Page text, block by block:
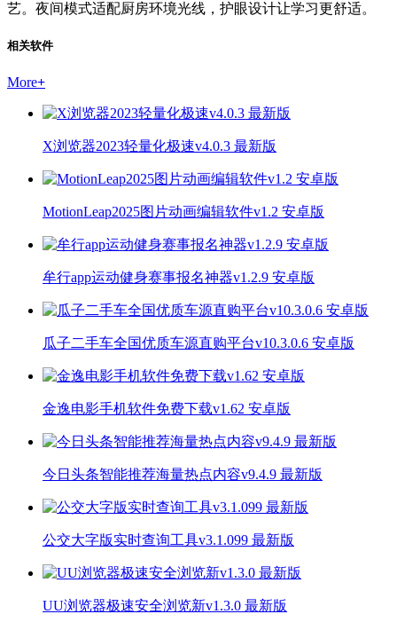
艺。夜间模式适配厨房环境光线，护眼设计让学习更舒适。
相关软件
More+
X浏览器2023轻量化极速v4.0.3 最新版
MotionLeap2025图片动画编辑软件v1.2 安卓版
牟行app运动健身赛事报名神器v1.2.9 安卓版
瓜子二手车全国优质车源直购平台v10.3.0.6 安卓版
金逸电影手机软件免费下载v1.62 安卓版
今日头条智能推荐海量热点内容v9.4.9 最新版
公交大字版实时查询工具v3.1.099 最新版
UU浏览器极速安全浏览新v1.3.0 最新版